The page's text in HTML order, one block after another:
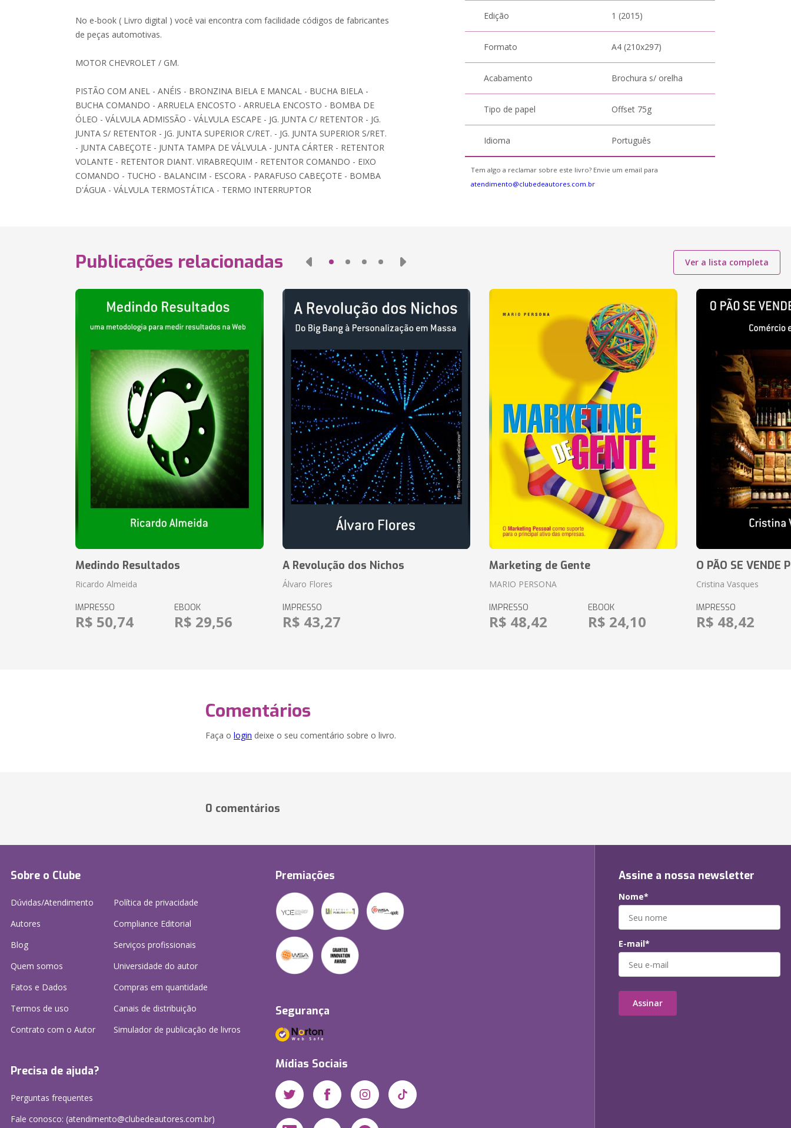
No e-book ( Livro digital ) você vai encontra com facilidade códigos de fabricantes
de peças automotivas.
MOTOR CHEVROLET / GM.
PISTÃO COM ANEL - ANÉIS - BRONZINA BIELA E MANCAL - BUCHA BIELA -
BUCHA COMANDO - ARRUELA ENCOSTO - ARRUELA ENCOSTO - BOMBA DE
ÓLEO - VÁLVULA ADMISSÃO - VÁLVULA ESCAPE - JG. JUNTA C/ RETENTOR - JG.
JUNTA S/ RETENTOR - JG. JUNTA SUPERIOR C/RET. - JG. JUNTA SUPERIOR S/RET.
- JUNTA CABEÇOTE - JUNTA TAMPA DE VÁLVULA - JUNTA CÁRTER - RETENTOR
VOLANTE - RETENTOR DIANT. VIRABREQUIM - RETENTOR COMANDO - EIXO
COMANDO - TUCHO - BALANCIM - ESCORA - PARAFUSO CABEÇOTE - BOMBA
D'ÁGUA - VÁLVULA TERMOSTÁTICA - TERMO INTERRUPTOR
Edição 1 (2015)
Formato A4 (210x297)
Acabamento Brochura s/ orelha
Tipo de papel Offset 75g
Idioma Português
Tem algo a reclamar sobre este livro? Envie um email para
atendimento@clubedeautores.com.br
Publicações relacionadas Ver a lista completa
Medindo Resultados
Ricardo Almeida
IMPRESSO
R$ 50,74
EBOOK
R$ 29,56
A Revolução dos Nichos
Álvaro Flores
IMPRESSO
R$ 43,27
Marketing de Gente
MARIO PERSONA
IMPRESSO
R$ 48,42
EBOOK
R$ 24,10
O PÃO SE VENDE
Cristina Vasques
IMPRESSO
R$ 48,42
Comentários
Faça o login deixe o seu comentário sobre o livro.
0 comentários
Sobre o Clube
Dúvidas/Atendimento
Autores
Blog
Quem somos
Fatos e Dados
Termos de uso
Contrato com o Autor
Política de privacidade
Compliance Editorial
Serviços profissionais
Universidade do autor
Compras em quantidade
Canais de distribuição
Simulador de publicação de livros
Precisa de ajuda?
Perguntas frequentes
Fale conosco: (atendimento@clubedeautores.com.br)
Premiações
Segurança
Mídias Sociais
Assine a nossa newsletter
Nome*
E-mail*
Assinar